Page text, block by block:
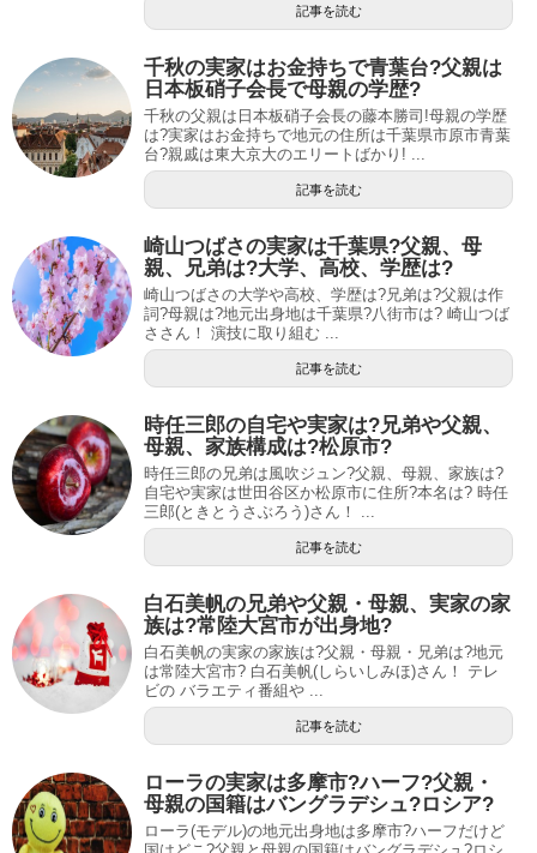
記事を読む
千秋の実家はお金持ちで青葉台?父親は
日本板硝子会長で母親の学歴?
千秋の父親は日本板硝子会長の藤本勝司!母親の学歴
は?実家はお金持ちで地元の住所は千葉県市原市青葉
台?親戚は東大京大のエリートばかり! ...
記事を読む
崎山つばさの実家は千葉県?父親、母
親、兄弟は?大学、高校、学歴は?
崎山つばさの大学や高校、学歴は?兄弟は?父親は作
詞?母親は?地元出身地は千葉県?八街市は? 崎山つば
ささん！ 演技に取り組む ...
記事を読む
時任三郎の自宅や実家は?兄弟や父親、
母親、家族構成は?松原市?
時任三郎の兄弟は風吹ジュン?父親、母親、家族は?
自宅や実家は世田谷区か松原市に住所?本名は? 時任
三郎(ときとうさぶろう)さん！ ...
記事を読む
白石美帆の兄弟や父親・母親、実家の家
族は?常陸大宮市が出身地?
白石美帆の実家の家族は?父親・母親・兄弟は?地元
は常陸大宮市? 白石美帆(しらいしみほ)さん！ テレ
ビの バラエティ番組や ...
記事を読む
ローラの実家は多摩市?ハーフ?父親・
母親の国籍はバングラデシュ?ロシア?
ローラ(モデル)の地元出身地は多摩市?ハーフだけど